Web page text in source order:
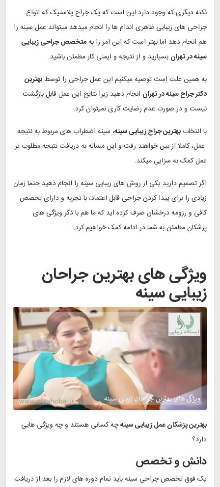
نکته دیگری که وجود دارد این است که یک جراح پلاستیک که انواع
جراحی های زیبایی ظاهری اندام ها را انجام میدهد میتواند عمل سینه را
هم انجام دهد اما بهتر است که این امر را بهمتخصص جراحی زیبایی
سینه در تهران بسپارید و از نتیجه و ایمنی کار مطمئن باشید.
به همین علت است توصیه میکنیم این عمل جراحی را توسط بهترین
دکتر جراح سینه در تهران انجام دهید زیرا نتایج این عمل قابل بازگشت
نیست و در صورت عدم رضایت کاری نمیتوان کرد.
با انتخاب بهترین جراح زیبایی سینه، سینه اضطراب های مربوط به نتیجه
عمل، کاملا از بین خواهند رفت و این مساله به دریافت نتیجه مطلوب تر
عمل کمک به سزایی میکند.
اگر تصمیم دارید یکی از روش های زیبایی سینه را انجام دهید حتما زمان
زیادی را برای پیدا کردن جراحی قابل اعتماد، با تجربه و دارای تخصص
کافی و رزومه درخشان صرف کرده اید که ما هم با ذکر ویژگی های
پزشکان مطمئن به شما در ادامه کمک خواهیم کرد.
ویژگی های بهترین جراحان
زیبایی سینه
بهترین پزشکان عمل زیبایی سینهچه کسانی هستند و چه ویژگی هایی
دارد؟
دانش و تخصص
یک فوق تخصص جراحی سینه باید تمام دوره های لازم را بعد از دریافت